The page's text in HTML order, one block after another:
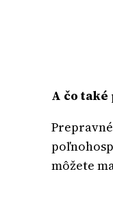
A čo
môžete